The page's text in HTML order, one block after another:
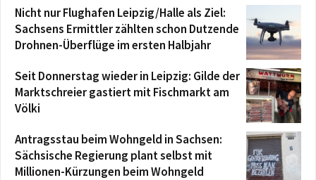
Nicht nur Flughafen Leipzig/Halle als Ziel:
Sachsens Ermittler zählten schon Dutzende
Drohnen-Überflüge im ersten Halbjahr
Seit Donnerstag wieder in Leipzig: Gilde der
Marktschreier gastiert mit Fischmarkt am
Völki
Antragsstau beim Wohngeld in Sachsen:
Sächsische Regierung plant selbst mit
Millionen-Kürzungen beim Wohngeld